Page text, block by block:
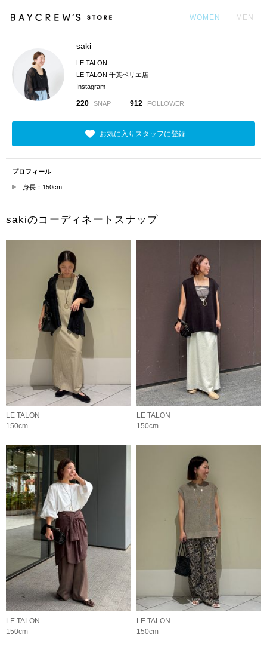
WOMEN MEN
saki
LE TALON
LE TALON 千葉ペリエ店
Instagram
220 SNAP 912 FOLLOWER
お気に入りスタッフに登録
プロフィール
身長：150cm
sakiのコーディネートスナップ
LE TALON
150cm
LE TALON
150cm
LE TALON
150cm
LE TALON
150cm